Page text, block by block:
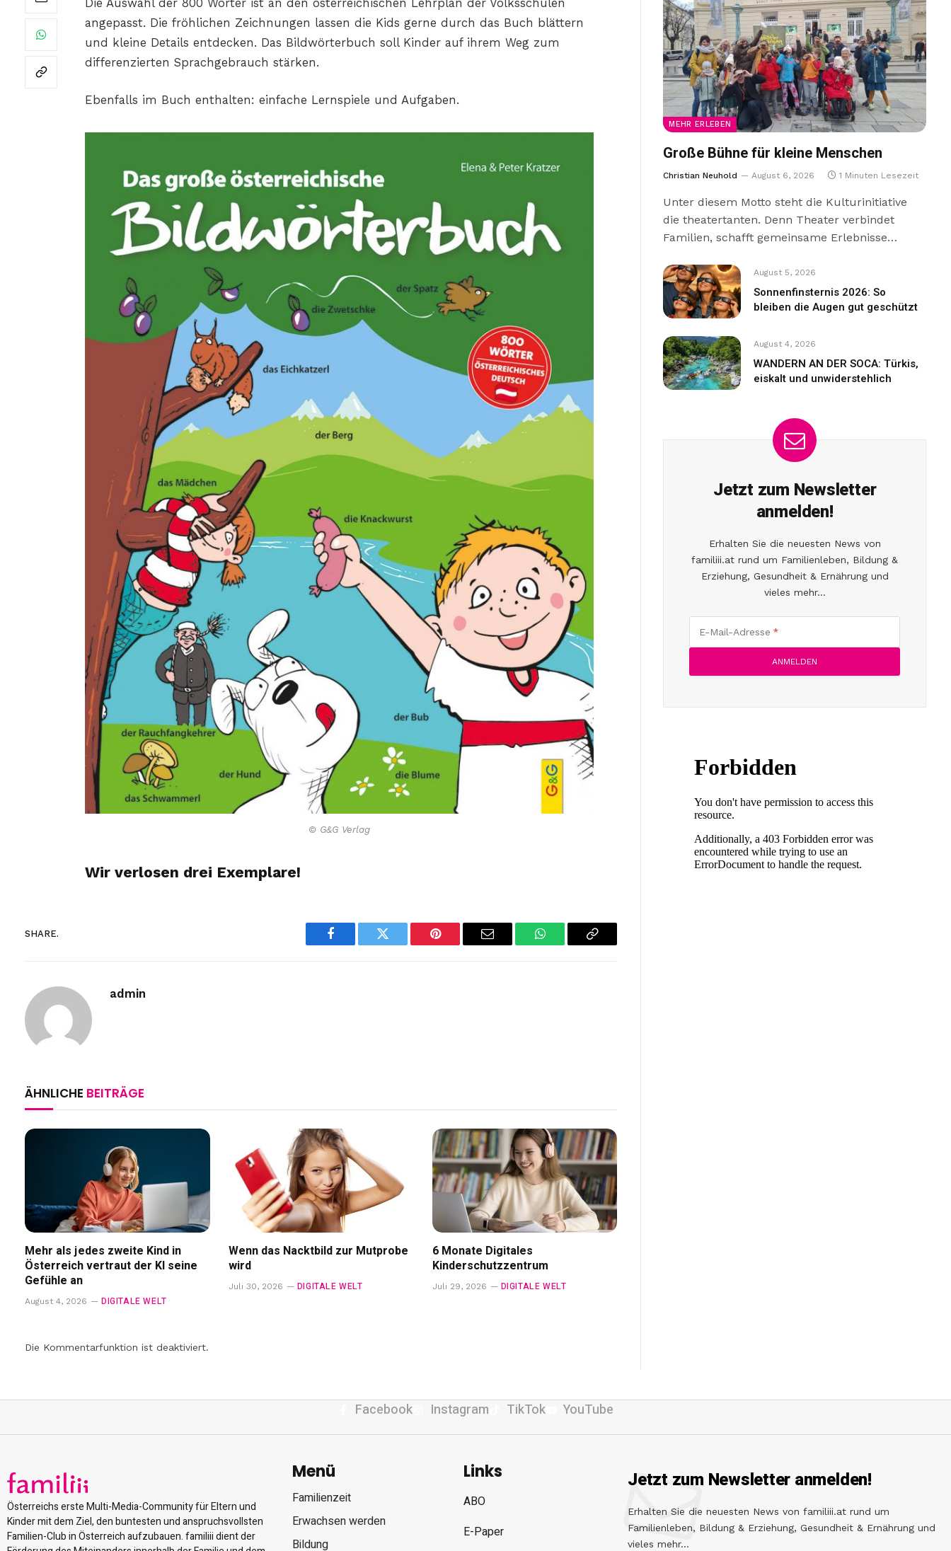
Die Auswahl der 800 Wörter ist an den österreichischen Lehrplan der Volksschulen
angepasst. Die fröhlichen Zeichnungen lassen die Kids gerne durch das Buch blättern
und kleine Details entdecken. Das Bildwörterbuch soll Kinder auf ihrem Weg zum
differenzierten Sprachgebrauch stärken.
Ebenfalls im Buch enthalten: einfache Lernspiele und Aufgaben.
© G&G Verlag
Wir verlosen drei Exemplare!
SHARE.
Facebook Twitter Pinterest Email WhatsAppCopy
admin
ÄHNLICHE BEITRÄGE
Mehr als jedes zweite Kind in
Österreich vertraut der KI seine
Gefühle an
August 4, 2026 DIGITALE WELT
Wenn das Nacktbild zur Mutprobe
wird
Juli 30, 2026 DIGITALE WELT
6 Monate Digitales
Kinderschutzzentrum
Juli 29, 2026 DIGITALE WELT
Die Kommentarfunktion ist deaktiviert.
MEHR ERLEBEN
Große Bühne für kleine Menschen
Christian Neuhold August 6, 2026 1 Minuten Lesezeit
Unter diesem Motto steht die Kulturinitiative
die theatertanten. Denn Theater verbindet
Familien, schafft gemeinsame Erlebnisse…
August 5, 2026
Sonnenfinsternis 2026: So
bleiben die Augen gut geschützt
August 4, 2026
WANDERN AN DER SOCA: Türkis,
eiskalt und unwiderstehlich
Jetzt zum Newsletter
anmelden!
Erhalten Sie die neuesten News von
familiii.at rund um Familienleben, Bildung &
Erziehung, Gesundheit & Ernährung und
vieles mehr...
E-Mail-Adresse
Facebook Instagram TikTok YouTube
Österreichs erste Multi-Media-Community für Eltern und
Kinder mit dem Ziel, den buntesten und anspruchsvollsten
Familien-Club in Österreich aufzubauen. familiii dient der
Menü
Familienzeit
Erwachsen werden
Bildung
Links
ABO
E-Paper
Jetzt zum Newsletter anmelden!
Erhalten Sie die neuesten News von familiii.at rund um
Familienleben, Bildung & Erziehung, Gesundheit & Ernährung und
vieles mehr...